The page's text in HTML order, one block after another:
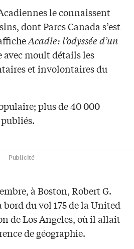
le connaissent
dont Parcs Canada s’est
Acadie: l’odyssée d’un
avec moult détails les
et involontaires du
plus de 40 000
Publicité
à Boston, Robert G.
du vol 175 de la United
de Los Angeles, où il allait
de géographie.